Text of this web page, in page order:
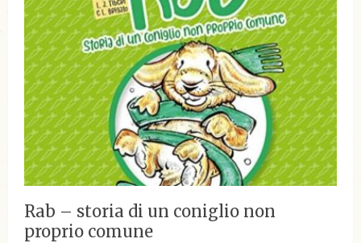
Rab – storia di un coniglio non
proprio comune